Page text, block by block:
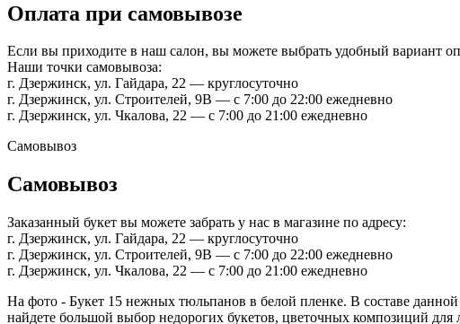
Оплата при самовывозе
Если вы приходите в наш салон, вы можете выбрать удобный вариант
Наши точки самовывоза:
г. Дзержинск, ул. Гайдара, 22 — круглосуточно
г. Дзержинск, ул. Строителей, 9В — с 7:00 до 22:00 ежедневно
г. Дзержинск, ул. Чкалова, 22 — с 7:00 до 21:00 ежедневно
Самовывоз
Самовывоз
Заказанный букет вы можете забрать у нас в магазине по адресу:
г. Дзержинск, ул. Гайдара, 22 — круглосуточно
г. Дзержинск, ул. Строителей, 9В — с 7:00 до 22:00 ежедневно
г. Дзержинск, ул. Чкалова, 22 — с 7:00 до 21:00 ежедневно
На фото - Букет 15 нежных тюльпанов в белой пленке. В составе
найдете большой выбор недорогих букетов, цветочных композиций